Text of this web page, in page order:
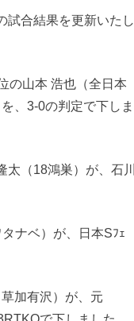
試合結果を更新いたし
の山本 浩也（全日本
、3-0の判定で下しま
（18鴻巣）が、石川
ナベ）が、日本Sﾌｪ
加有沢）が、元